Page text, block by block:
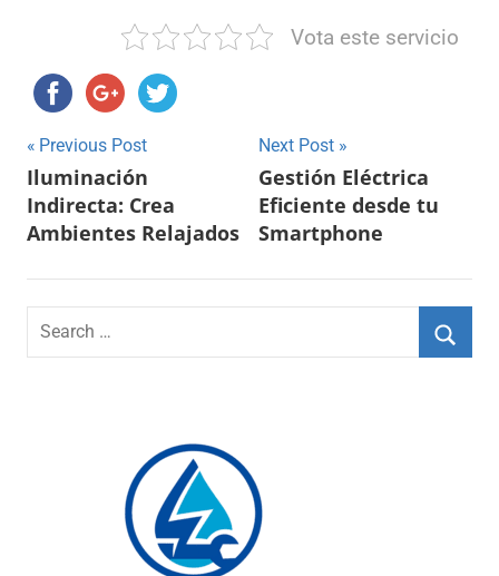
Vota este servicio
Navegación
de
entradas
Previous Post
Iluminación
Indirecta: Crea
Ambientes Relajados
Next Post
Gestión Eléctrica
Eficiente desde tu
Smartphone
Search
for: